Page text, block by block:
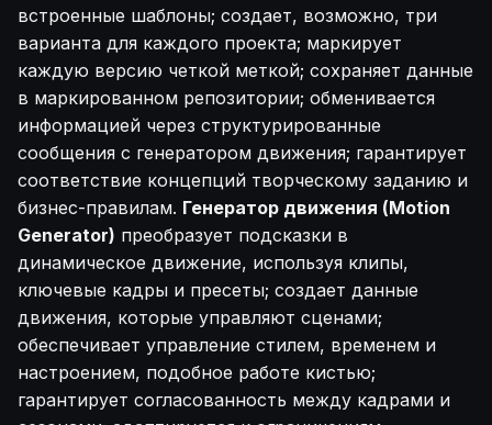
встроенные шаблоны; создает, возможно, три
варианта для каждого проекта; маркирует
каждую версию четкой меткой; сохраняет данные
в маркированном репозитории; обменивается
информацией через структурированные
сообщения с генератором движения; гарантирует
соответствие концепций творческому заданию и
бизнес-правилам. Генератор движения (Motion
Generator) преобразует подсказки в
динамическое движение, используя клипы,
ключевые кадры и пресеты; создает данные
движения, которые управляют сценами;
обеспечивает управление стилем, временем и
настроением, подобное работе кистью;
гарантирует согласованность между кадрами и